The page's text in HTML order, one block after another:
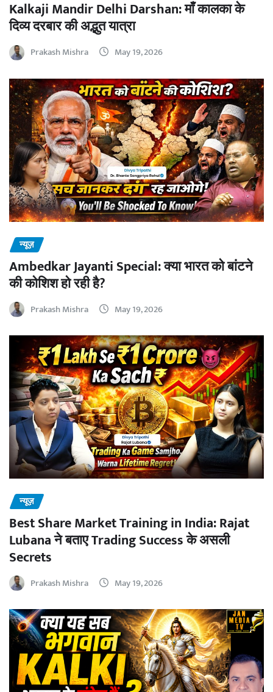
Kalkaji Mandir Delhi Darshan: माँ कालका के
दिव्य दरबार की अद्भुत यात्रा
Prakash Mishra May 19, 2026
न्यूज़
Ambedkar Jayanti Special: क्या भारत को बांटने
की कोशिश हो रही है?
Prakash Mishra May 19, 2026
न्यूज़
Best Share Market Training in India: Rajat
Lubana ने बताए Trading Success के असली
Secrets
Prakash Mishra May 19, 2026